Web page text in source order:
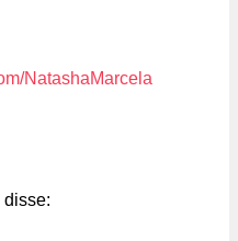
NatashaMarcela
disse: